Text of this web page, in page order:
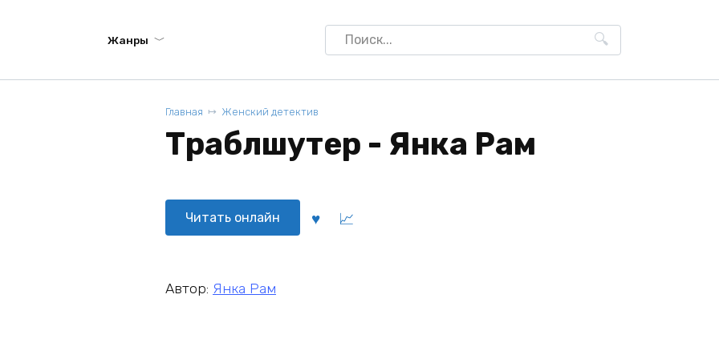
Жанры
Search
for:
Главная Женский детектив
Траблшутер - Янка Рам
Читать онлайн
Автор: Янка Рам